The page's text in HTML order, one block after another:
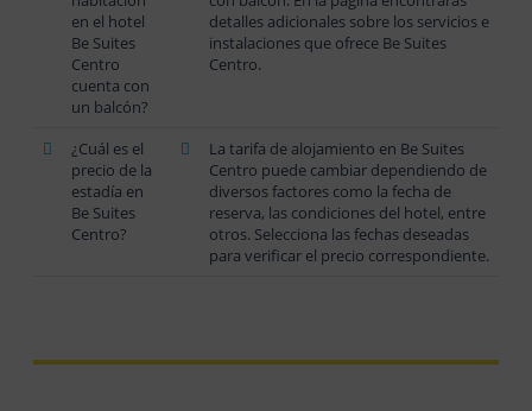
en el hotel
Be Suites
Centro
cuenta con
un balcón?
detalles adicionales sobre los servicios e
instalaciones que ofrece Be Suites
Centro.
¿Cuál es el
precio de la
estadía en
Be Suites
Centro?
La tarifa de alojamiento en Be Suites
Centro puede cambiar dependiendo de
diversos factores como la fecha de
reserva, las condiciones del hotel, entre
otros. Selecciona las fechas deseadas
para verificar el precio correspondiente.